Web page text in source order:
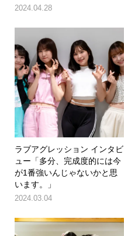
2024.04.28
ラブアグレッション インタビ
ュー「多分、完成度的には今
が1番強いんじゃないかと思
います。」
2024.03.04